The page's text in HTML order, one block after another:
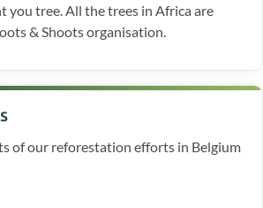
you tree. All the trees in Africa are
& Shoots organisation.
of our reforestation efforts in Belgium